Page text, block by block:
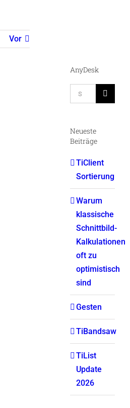
Vor
AnyDesk
Suche
nach:
Neueste
Beiträge
TiClient
Sortierung
Warum
klassische
Schnittbild-
Kalkulationen
oft zu
optimistisch
sind
Gesten
TiBandsaw
TiList
Update
2026